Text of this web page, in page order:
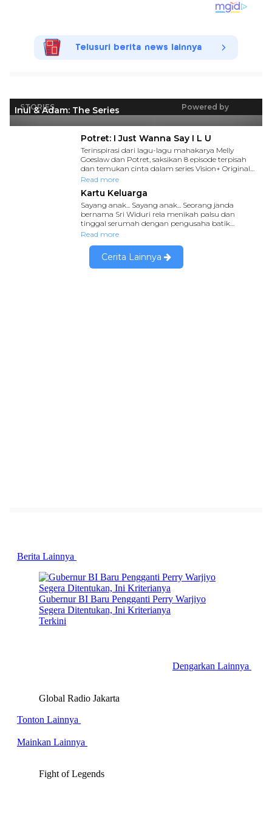
Telusuri berita news lainnya